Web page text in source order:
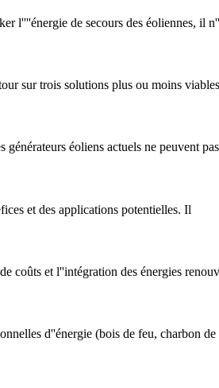
l''''énergie de secours des éoliennes, il
sur trois solutions plus ou moins
éoliens actuels ne peuvent
et des applications potentielles. Il
coûts et l''intégration des énergies
d''énergie (bois de feu, charbon